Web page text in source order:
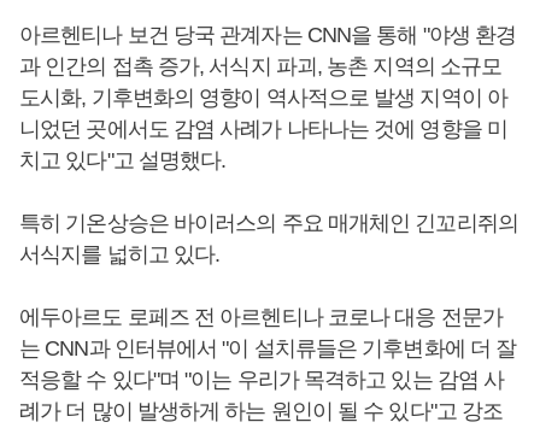
아르헨티나 보건 당국 관계자는 CNN을 통해 "야생 환경
과 인간의 접촉 증가, 서식지 파괴, 농촌 지역의 소규모
도시화, 기후변화의 영향이 역사적으로 발생 지역이 아
니었던 곳에서도 감염 사례가 나타나는 것에 영향을 미
치고 있다"고 설명했다.
특히 기온상승은 바이러스의 주요 매개체인 긴꼬리쥐의
서식지를 넓히고 있다.
에두아르도 로페즈 전 아르헨티나 코로나 대응 전문가
는 CNN과 인터뷰에서 "이 설치류들은 기후변화에 더 잘
적응할 수 있다"며 "이는 우리가 목격하고 있는 감염 사
례가 더 많이 발생하게 하는 원인이 될 수 있다"고 강조